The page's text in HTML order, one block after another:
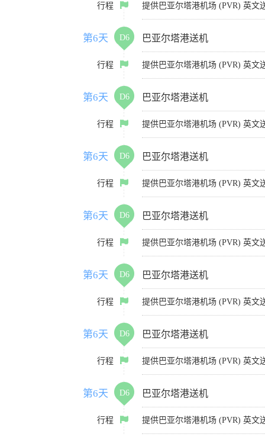
行程 提供巴亚尔塔港机场 (PVR) 英文
第6天 D6 巴亚尔塔港送机
行程 提供巴亚尔塔港机场 (PVR) 英文
第6天 D6 巴亚尔塔港送机
行程 提供巴亚尔塔港机场 (PVR) 英文
第6天 D6 巴亚尔塔港送机
行程 提供巴亚尔塔港机场 (PVR) 英文
第6天 D6 巴亚尔塔港送机
行程 提供巴亚尔塔港机场 (PVR) 英文
第6天 D6 巴亚尔塔港送机
行程 提供巴亚尔塔港机场 (PVR) 英文
第6天 D6 巴亚尔塔港送机
行程 提供巴亚尔塔港机场 (PVR) 英文
第6天 D6 巴亚尔塔港送机
行程 提供巴亚尔塔港机场 (PVR) 英文